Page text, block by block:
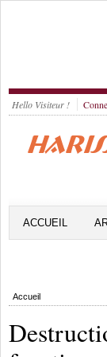
Hello Visiteur !
ACCUEIL
Accueil